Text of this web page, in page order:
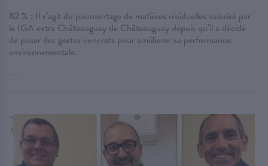
82 % : Il s’agit du pourcentage de matières résiduelles valorisé par
le IGA extra Châteauguay de Châteauguay depuis qu’il a décidé
de poser des gestes concrets pour améliorer sa performance
environnementale.
. . .